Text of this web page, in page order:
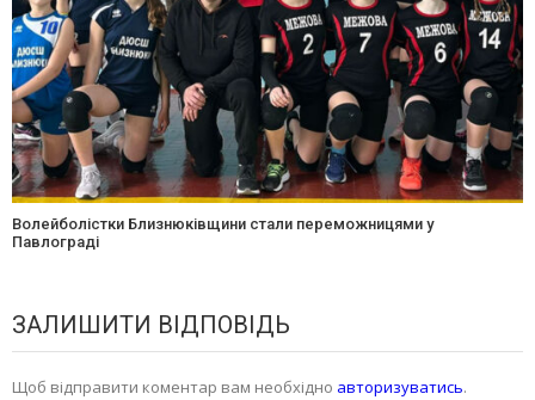
Волейболістки Близнюківщини стали переможницями у
Павлограді
ЗАЛИШИТИ ВІДПОВІДЬ
Щоб відправити коментар вам необхідно авторизуватись.